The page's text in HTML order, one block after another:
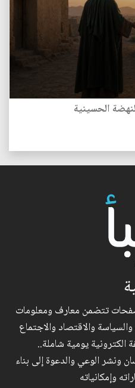
الحسينية
تتضمن معارف ومعلومات
والاقتصاد والاجتماع
يومية شاملة..
ونشر الوعي والدعوة إلى بناء
وإمكانياته